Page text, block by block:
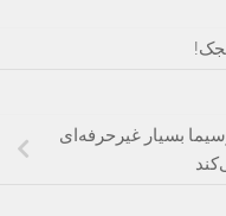
بسیار غیرحرفه‌ای